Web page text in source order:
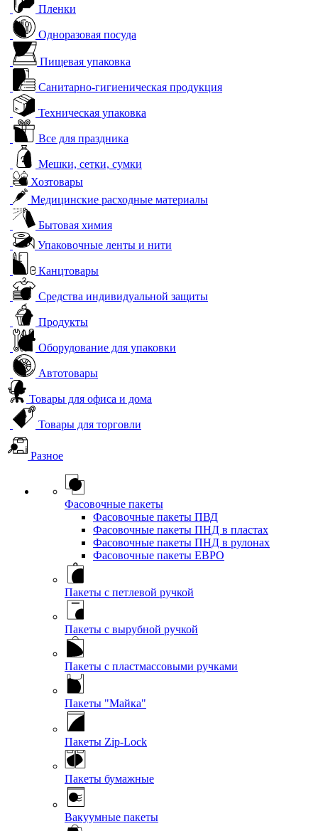
Пленки
Одноразовая посуда
Пищевая упаковка
Санитарно-гигиеническая продукция
Техническая упаковка
Все для праздника
Мешки, сетки, сумки
Хозтовары
Медицинские расходные материалы
Бытовая химия
Упаковочные ленты и нити
Канцтовары
Средства индивидуальной защиты
Продукты
Оборудование для упаковки
Автотовары
Товары для офиса и дома
Товары для торговли
Разное
Фасовочные пакеты
Фасовочные пакеты ПВД
Фасовочные пакеты ПНД в пластах
Фасовочные пакеты ПНД в рулонах
Фасовочные пакеты ЕВРО
Пакеты с петлевой ручкой
Пакеты с вырубной ручкой
Пакеты с пластмассовыми ручками
Пакеты "Майка"
Пакеты Zip-Lock
Пакеты бумажные
Вакуумные пакеты